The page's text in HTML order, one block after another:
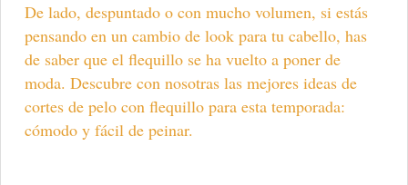
De lado, despuntado o con mucho volumen, si estás
pensando en un cambio de look para tu cabello, has
de saber que el flequillo se ha vuelto a poner de
moda. Descubre con nosotras las mejores ideas de
cortes de pelo con flequillo para esta temporada:
cómodo y fácil de peinar.